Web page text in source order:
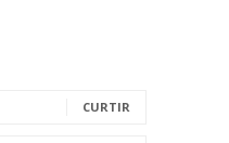
CURTIR